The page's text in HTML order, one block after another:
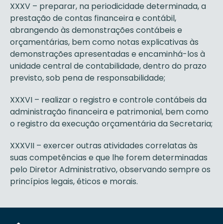
XXXV – preparar, na periodicidade determinada, a
prestação de contas financeira e contábil,
abrangendo às demonstrações contábeis e
orçamentárias, bem como notas explicativas às
demonstrações apresentadas e encaminhá-los à
unidade central de contabilidade, dentro do prazo
previsto, sob pena de responsabilidade;
XXXVI – realizar o registro e controle contábeis da
administração financeira e patrimonial, bem como
o registro da execução orçamentária da Secretaria;
XXXVII – exercer outras atividades correlatas às
suas competências e que lhe forem determinadas
pelo Diretor Administrativo, observando sempre os
princípios legais, éticos e morais.